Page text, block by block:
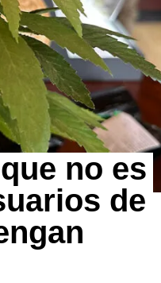
no es
de